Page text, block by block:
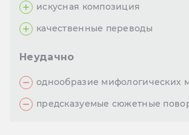
искусная композиция
качественные переводы
Неудачно
однообразие мифологических
предсказуемые сюжетные